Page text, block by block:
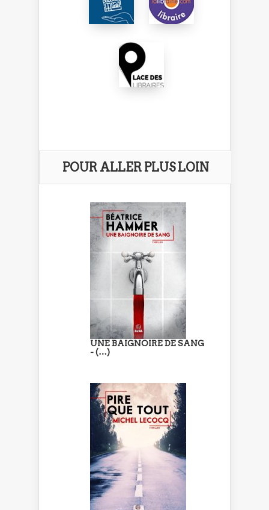
POUR ALLER PLUS LOIN
UNE BAIGNOIRE DE SANG
- (…)